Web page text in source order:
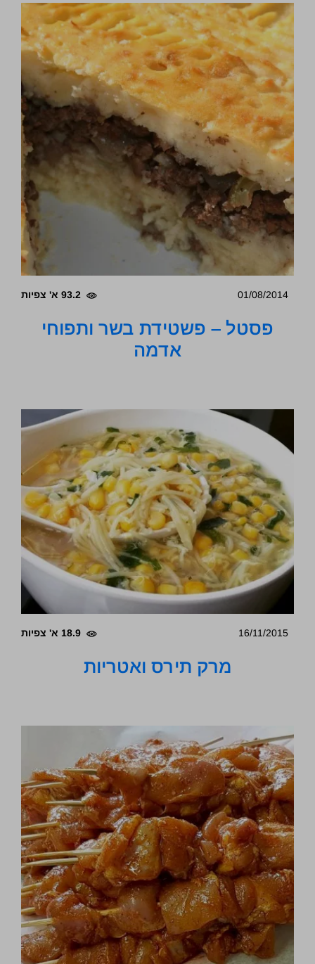
01/08/2014 93.2 א' צפיות
פסטל – פשטידת בשר ותפוחי
אדמה
16/11/2015 18.9 א' צפיות
מרק תירס ואטריות